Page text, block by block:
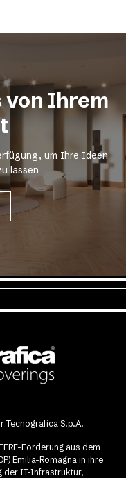
von Ihrem
um Ihre Ideen
lassen
Tecnografica S.p.A.
Förderung aus dem
Emilia-Romagna in ihre
der IT-Infrastruktur,